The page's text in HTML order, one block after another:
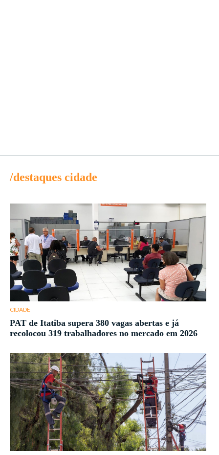
/destaques cidade
CIDADE
PAT de Itatiba supera 380 vagas abertas e já
recolocou 319 trabalhadores no mercado em 2026